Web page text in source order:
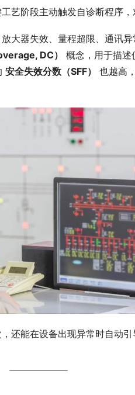
艺阶段主动触发自诊断程序，
器失效、量程超限、通讯异
DC）
安全失效分数（SFF） 也越高
能在设备出现异常时自动引